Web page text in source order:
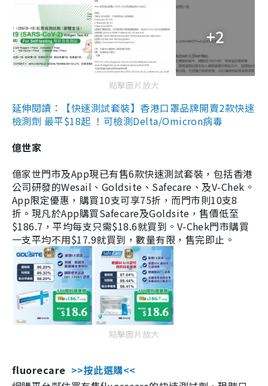
+2
點擊圖片放大
延伸閱讀：【快速測試套裝】香港口罩品牌開賣2款快速
檢測劑 最平$18起 ！可檢測Delta/Omicron病毒
億世家
億家世門市及App現已有售6款快速測試套裝，包括香港
公司研發的Wesail、Goldsite、Safecare、及V-Chek。
App限定優惠，購買10支可享75折，而門市則10支8
折。現凡於App購買Safecare及Goldsite，售價低至
$186.7，平均每支只需$18.6就買到。V-Chek門市購買
一支平均不用$17.9就買到，數量有限，售完即止。
點擊圖片放大
fluorecare >>按此選購<<